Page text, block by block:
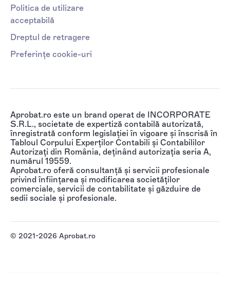
Politica de utilizare
acceptabilă
Dreptul de retragere
Preferințe cookie-uri
Aprobat.ro este un brand operat de INCORPORATE
S.R.L., societate de expertiză contabilă autorizată,
înregistrată conform legislației în vigoare și înscrisă în
Tabloul Corpului Experților Contabili și Contabililor
Autorizați din România, deținând autorizația seria A,
numărul 19559.
Aprobat.ro oferă consultanță și servicii profesionale
privind înființarea și modificarea societăților
comerciale, servicii de contabilitate și găzduire de
sedii sociale și profesionale.
© 2021-2026 Aprobat.ro